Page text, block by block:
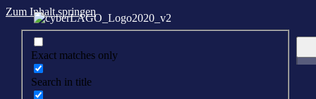
Zum Inhalt springen
Exact matches only
Search in title